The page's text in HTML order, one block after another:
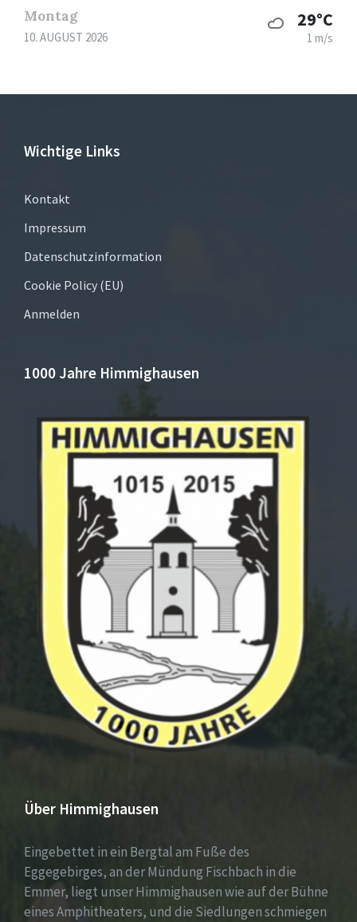
Montag
10. AUGUST 2026
29°C
1 m/s
Wichtige Links
Kontakt
Impressum
Datenschutzinformation
Cookie Policy (EU)
Anmelden
1000 Jahre Himmighausen
Über Himmighausen
Eingebettet in ein Bergtal am Fuße des
Eggegebirges, an der Mündung Fischbach in die
Emmer, liegt unser Himmighausen wie auf der Bühne
eines Amphitheaters, und die Siedlungen schmiegen